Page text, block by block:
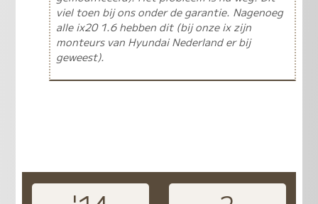
viel toen bij ons onder de garantie. Nagenoeg
alle ix20 1.6 hebben dit (bij onze ix zijn
monteurs van Hyundai Nederland er bij
geweest).